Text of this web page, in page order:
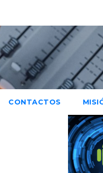
CONTACTOS